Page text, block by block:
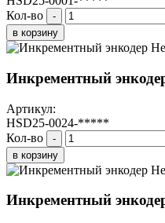
Кол-во
-
в корзину
Инкрементный
Артикул:
HSD25-0024-*****
Кол-во
-
в корзину
Инкрементный